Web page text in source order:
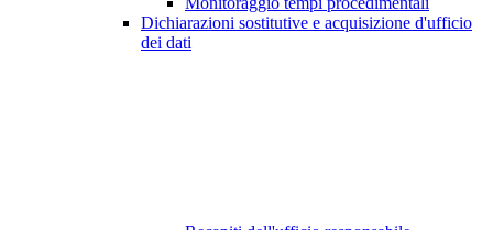
Dichiarazioni sostitutive e acquisizione d'ufficio
dei dati